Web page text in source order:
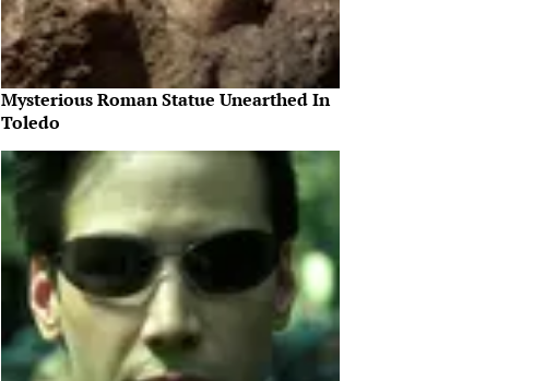
Mysterious Roman Statue Unearthed In
Toledo